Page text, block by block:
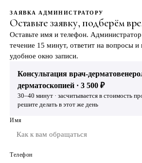
ЗАЯВКА АДМИНИСТРАТОРУ
Оставьте заявку, подберём
Оставьте имя и телефон. Администратор
течение 15 минут, ответит на вопросы и
удобное окно записи.
Консультация врач-
дерматоскопией · 3 500 ₽
30–40 минут · засчитывается в стоимость
решите делать в этот же день
Имя
Телефон